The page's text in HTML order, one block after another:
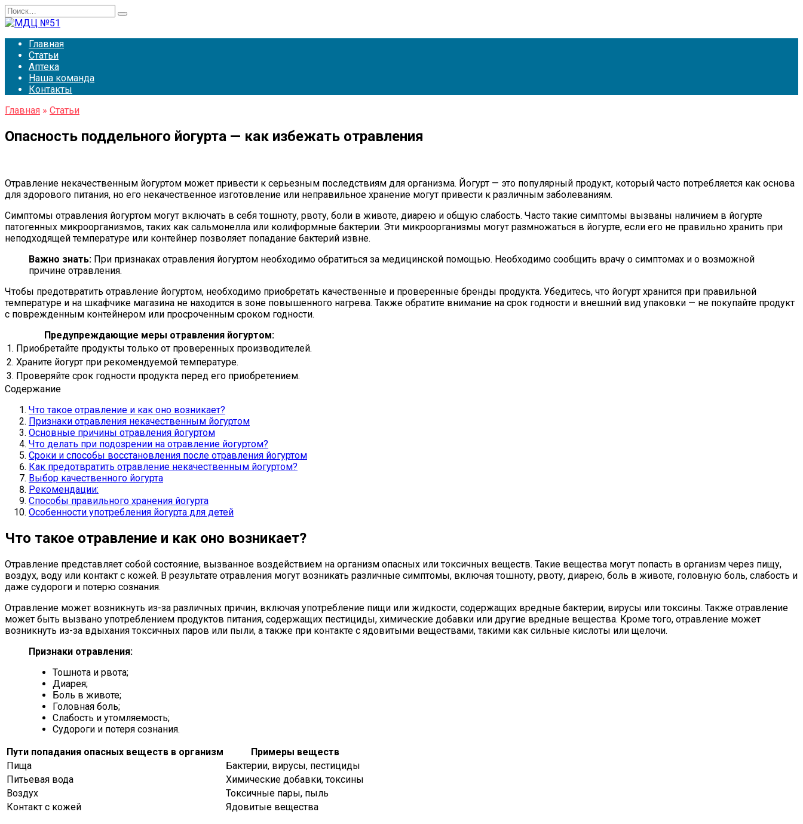
Перейти
к
Search
for:
Главная
Статьи
Аптека
Наша команда
Контакты
Главная » Статьи
Опасность поддельного йогурта — как избежать отравления
Отравление некачественным йогуртом может привести к серьезным последствиям для организма. Йогурт — это популярный продукт, который часто потребляется как основа
для здорового питания, но его некачественное изготовление или неправильное хранение могут привести к различным заболеваниям.
Симптомы отравления йогуртом могут включать в себя тошноту, рвоту, боли в животе, диарею и общую слабость. Часто такие симптомы вызваны наличием в йогурте
патогенных микроорганизмов, таких как сальмонелла или колиформные бактерии. Эти микроорганизмы могут размножаться в йогурте, если его не правильно хранить при
неподходящей температуре или контейнер позволяет попадание бактерий извне.
Важно знать: При признаках отравления йогуртом необходимо обратиться за медицинской помощью. Необходимо сообщить врачу о симптомах и о возможной
причине отравления.
Чтобы предотвратить отравление йогуртом, необходимо приобретать качественные и проверенные бренды продукта. Убедитесь, что йогурт хранится при правильной
температуре и на шкафчике магазина не находится в зоне повышенного нагрева. Также обратите внимание на срок годности и внешний вид упаковки — не покупайте продукт
с поврежденным контейнером или просроченным сроком годности.
Предупреждающие меры отравления йогуртом:
1. Приобретайте продукты только от проверенных производителей.
2. Храните йогурт при рекомендуемой температуре.
3. Проверяйте срок годности продукта перед его приобретением.
Содержание
Что такое отравление и как оно возникает?
Признаки отравления некачественным йогуртом
Основные причины отравления йогуртом
Что делать при подозрении на отравление йогуртом?
Сроки и способы восстановления после отравления йогуртом
Как предотвратить отравление некачественным йогуртом?
Выбор качественного йогурта
Рекомендации:
Способы правильного хранения йогурта
Особенности употребления йогурта для детей
Что такое отравление и как оно возникает?
Отравление представляет собой состояние, вызванное воздействием на организм опасных или токсичных веществ. Такие вещества могут попасть в организм через пищу,
воздух, воду или контакт с кожей. В результате отравления могут возникать различные симптомы, включая тошноту, рвоту, диарею, боль в животе, головную боль, слабость и
даже судороги и потерю сознания.
Отравление может возникнуть из-за различных причин, включая употребление пищи или жидкости, содержащих вредные бактерии, вирусы или токсины. Также отравление
может быть вызвано употреблением продуктов питания, содержащих пестициды, химические добавки или другие вредные вещества. Кроме того, отравление может
возникнуть из-за вдыхания токсичных паров или пыли, а также при контакте с ядовитыми веществами, такими как сильные кислоты или щелочи.
Признаки отравления:
Тошнота и рвота;
Диарея;
Боль в животе;
Головная боль;
Слабость и утомляемость;
Судороги и потеря сознания.
Пути попадания опасных веществ в организм
Примеры веществ
Пища
Бактерии, вирусы, пестициды
Питьевая вода
Химические добавки, токсины
Воздух
Токсичные пары, пыль
Контакт с кожей
Ядовитые вещества